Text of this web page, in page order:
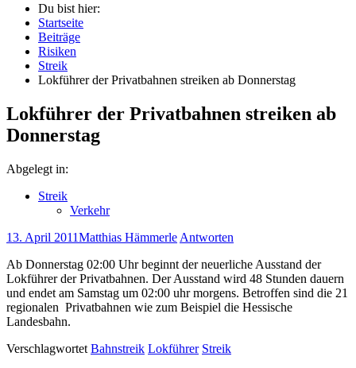
Du bist hier:
Startseite
Beiträge
Risiken
Streik
Lokführer der Privatbahnen streiken ab Donnerstag
Lokführer der Privatbahnen streiken ab
Donnerstag
Abgelegt in:
Streik
Verkehr
13. April 2011Matthias Hämmerle Antworten
Ab Donnerstag 02:00 Uhr beginnt der neuerliche Ausstand der
Lokführer der Privatbahnen. Der Ausstand wird 48 Stunden dauern
und endet am Samstag um 02:00 uhr morgens. Betroffen sind die 21
regionalen Privatbahnen wie zum Beispiel die Hessische
Landesbahn.
Verschlagwortet Bahnstreik Lokführer Streik